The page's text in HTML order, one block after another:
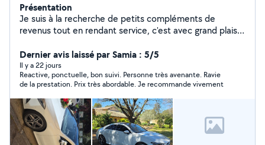
Présentation
Je suis à la recherche de petits compléments de
revenus tout en rendant service, c'est avec grand plaisir.
pour des évènements (mariage, etc)ou même pour
faire des courses où pour des rendez-vous (aéroport
etc), je peux rendre visite à des personnes âgées pour
les aider quelques soit leurs besoins, monter des
meubles. Ayant un animal de compagnie, je peux aussi
m'occuper des animaux. N'hésitez pas à me contacter
je suis disponible en soirée la semaine et tout le
weekend
Dernier avis laissé par Samia : 5/5
Il y a 22 jours
Reactive, ponctuelle, bon suivi. Personne très avenante. Ravie
de la prestation. Prix très abordable. Je recommande vivement